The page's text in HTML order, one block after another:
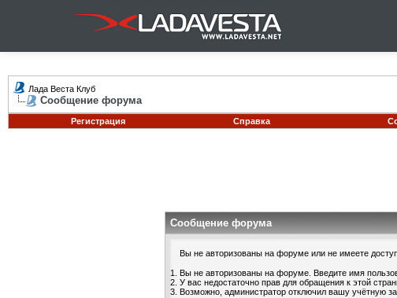
Лада Веста Клуб
Сообщение форума
Регистрация
Справка
Сообщение форума
Вы не авторизованы на форуме или не имеете
Вы не авторизованы на форуме. Введите имя
У вас недостаточно прав для обращения к этой
Возможно, администратор отключил вашу учётную